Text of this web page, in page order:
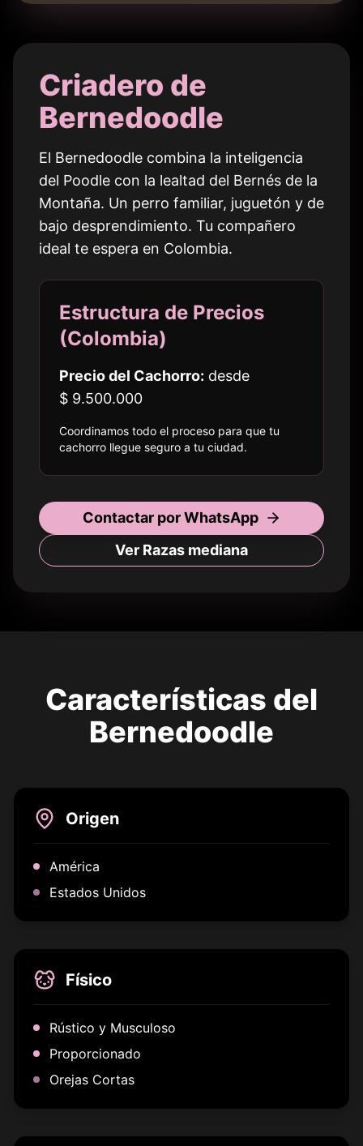
Criadero de
Bernedoodle
El Bernedoodle combina la inteligencia
del Poodle con la lealtad del Bernés de la
Montaña. Un perro familiar, juguetón y de
bajo desprendimiento. Tu compañero
ideal te espera en Colombia.
Estructura de Precios
(Colombia)
Precio del Cachorro: desde
$ 9.500.000
Coordinamos todo el proceso para que tu
cachorro llegue seguro a tu ciudad.
Contactar por WhatsApp
Ver Razas mediana
Características del
Bernedoodle
Origen
América
Estados Unidos
Físico
Rústico y Musculoso
Proporcionado
Orejas Cortas